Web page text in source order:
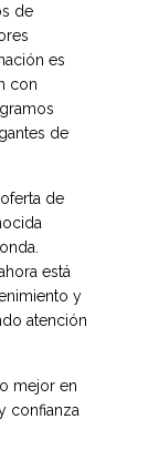
de
es
con
de
de
está
y
atención
mejor en
confianza